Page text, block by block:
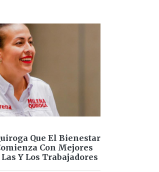
Que El Bienestar
Con Mejores
Y Los Trabajadores